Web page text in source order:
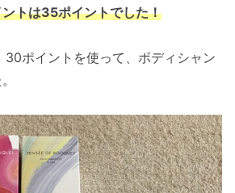
トは35ポイントでした！
ポイントを使って、ボディシャン